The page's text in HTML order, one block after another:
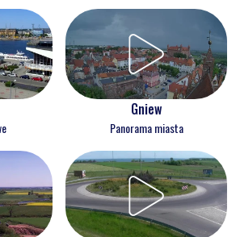
Gniew
Panorama miasta